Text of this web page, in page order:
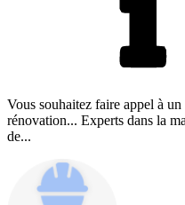
Vous souhaitez faire appel à
rénovation... Experts dans la
de...